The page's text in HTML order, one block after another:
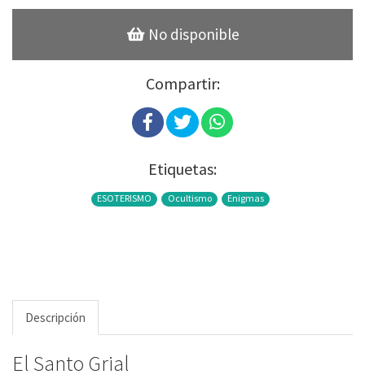
No disponible
Compartir:
Etiquetas:
ESOTERISMO Ocultismo Enigmas
Descripción
El Santo Grial